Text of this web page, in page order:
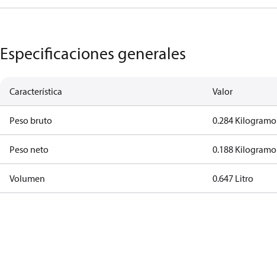
Especificaciones generales
Característica Valor
Peso bruto 0.284 Kilogramo
Peso neto 0.188 Kilogramo
Volumen 0.647 Litro